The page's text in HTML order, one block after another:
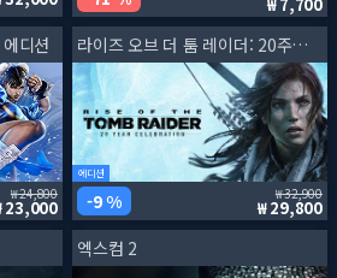
디션
24,800
23,000
라이즈 오브 더 툼 레이더: 20주년 기념판
에디션
9 % 32,900
29,800
엑스컴 2